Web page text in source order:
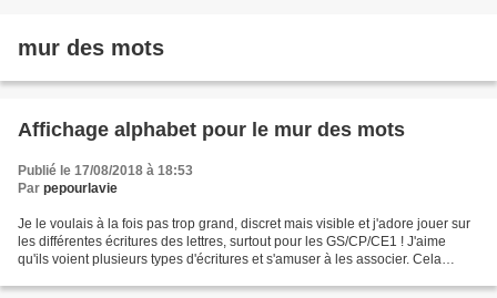
mur des mots
Affichage alphabet pour le mur des mots
Publié le 17/08/2018 à 18:53
Par pepourlavie
Je le voulais à la fois pas trop grand, discret mais visible et j'adore jouer sur
les différentes écritures des lettres, surtout pour les GS/CP/CE1 ! J'aime
qu'ils voient plusieurs types d'écritures et s'amuser à les associer. Cela